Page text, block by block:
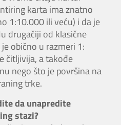
karta ima znatno
1:10.000 ili veću) i da je
drugačiji od klasične
obično u razmeri 1:
čitljivija, a takođe
nego što je površina na
trke.
da unapredite
stazi?